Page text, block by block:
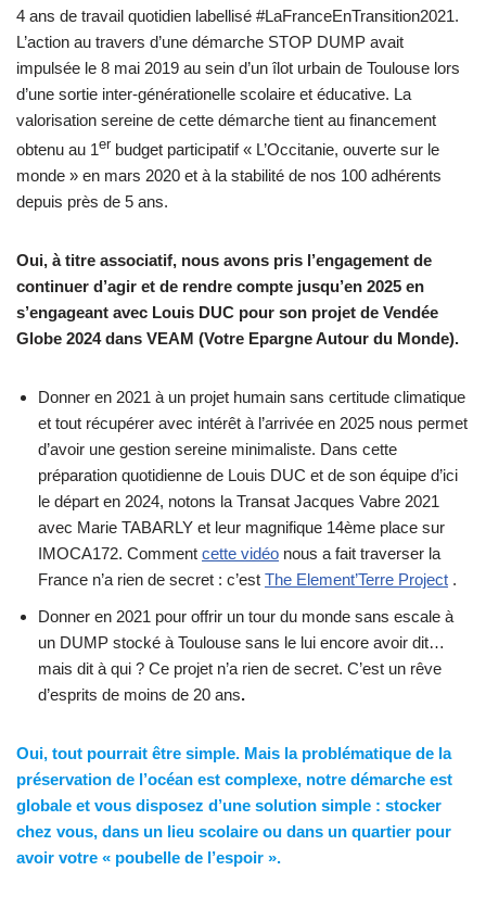
4 ans de travail quotidien labellisé #LaFranceEnTransition2021.
L’action au travers d’une démarche STOP DUMP avait
impulsée le 8 mai 2019 au sein d’un îlot urbain de Toulouse lors
d’une sortie inter-générationelle scolaire et éducative. La
valorisation sereine de cette démarche tient au financement
obtenu au 1er budget participatif « L’Occitanie, ouverte sur le
monde » en mars 2020 et à la stabilité de nos 100 adhérents
depuis près de 5 ans.
Oui, à titre associatif, nous avons pris l’engagement de
continuer d’agir et de rendre compte jusqu’en 2025 en
s’engageant avec Louis DUC pour son projet de Vendée
Globe 2024 dans VEAM (Votre Epargne Autour du Monde).
Donner en 2021 à un projet humain sans certitude climatique
et tout récupérer avec intérêt à l’arrivée en 2025 nous permet
d’avoir une gestion sereine minimaliste. Dans cette
préparation quotidienne de Louis DUC et de son équipe d’ici
le départ en 2024, notons la Transat Jacques Vabre 2021
avec Marie TABARLY et leur magnifique 14ème place sur
IMOCA172. Comment cette vidéo nous a fait traverser la
France n’a rien de secret : c’est The Element’Terre Project .
Donner en 2021 pour offrir un tour du monde sans escale à
un DUMP stocké à Toulouse sans le lui encore avoir dit…
mais dit à qui ? Ce projet n’a rien de secret. C’est un rêve
d’esprits de moins de 20 ans.
Oui, tout pourrait être simple. Mais la problématique de la
préservation de l’océan est complexe, notre démarche est
globale et vous disposez d’une solution simple : stocker
chez vous, dans un lieu scolaire ou dans un quartier pour
avoir votre « poubelle de l’espoir ».